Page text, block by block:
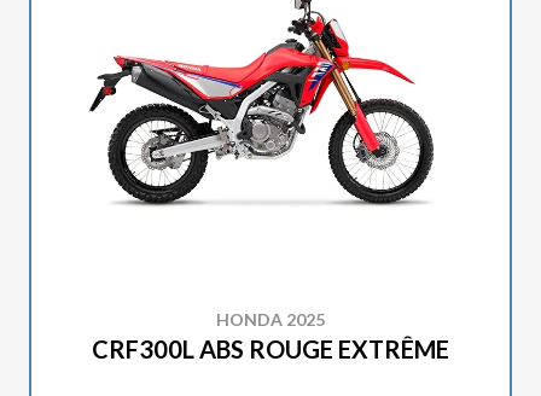
HONDA 2025
CRF300L ABS ROUGE EXTRÊME